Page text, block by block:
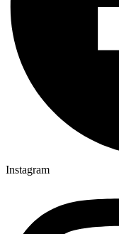
Instagram